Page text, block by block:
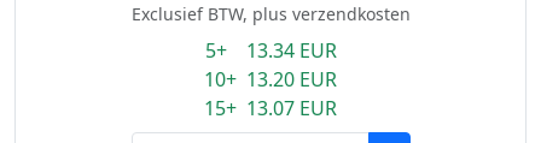
Exclusief BTW, plus verzendkosten
5+ 13.34 EUR
10+ 13.20 EUR
15+ 13.07 EUR